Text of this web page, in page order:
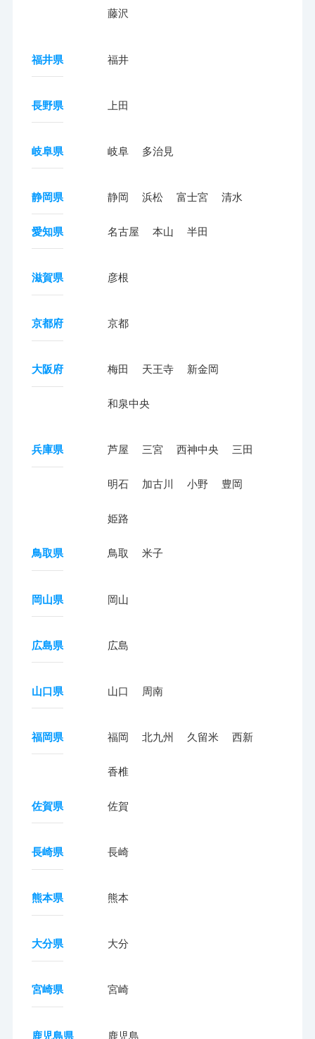
藤沢
福井県 福井
長野県 上田
岐阜県 岐阜 多治見
静岡県 静岡 浜松 富士宮 清水
愛知県 名古屋 本山 半田
滋賀県 彦根
京都府 京都
大阪府 梅田 天王寺 新金岡
和泉中央
兵庫県 芦屋 三宮 西神中央 三田
明石 加古川 小野 豊岡
姫路
鳥取県 鳥取 米子
岡山県 岡山
広島県 広島
山口県 山口 周南
福岡県 福岡 北九州 久留米 西新
香椎
佐賀県 佐賀
長崎県 長崎
熊本県 熊本
大分県 大分
宮崎県 宮崎
鹿児島県 鹿児島